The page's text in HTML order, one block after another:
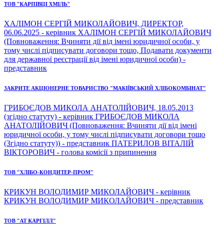
ТОВ "КАРПІВЦІ ХМІЛЬ"
ХАЛІМОН СЕРГІЙ МИКОЛАЙОВИЧ, ДИРЕКТОР,
06.06.2025 - керівник ХАЛІМОН СЕРГІЙ МИКОЛАЙОВИЧ
(Повноваження: Вчиняти дії від імені юридичної особи, у
тому числі підписувати договори тощо, Подавати документи
для державної реєстрації від імені юридичної особи) -
представник
ЗАКРИТЕ АКЦІОНЕРНЕ ТОВАРИСТВО "МАКІЇВСЬКИЙ ХЛІБОКОМБІНАТ"
ГРИБОЄДОВ МИКОЛА АНАТОЛІЙОВИЧ, 18.05.2013
(згідно статуту) - керівник ГРИБОЄДОВ МИКОЛА
АНАТОЛІЙОВИЧ (Повноваження: Вчиняти дії від імені
юридичної особи, у тому числі підписувати договори тощо
(Згідно статуту)) - представник ПАТЕРИЛОВ ВІТАЛІЙ
ВІКТОРОВИЧ - голова комісії з припинення
ТОВ "ХЛІБО-КОНДИТЕР-ПРОМ"
КРИКУН ВОЛОДИМИР МИКОЛАЙОВИЧ - керівник
КРИКУН ВОЛОДИМИР МИКОЛАЙОВИЧ - представник
ТОВ "АТ КАРГІЛЛ"